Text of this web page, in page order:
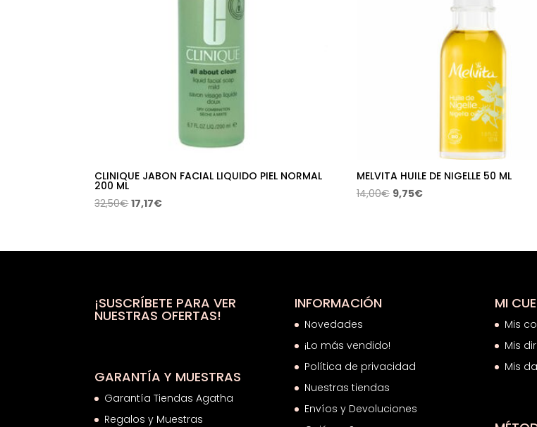
CLINIQUE JABON FACIAL LIQUIDO PIEL NORMAL
200 ML
32,50€El
era:
17,17€El
es:
MELVITA HUILE DE NIGELLE 50 ML
14,00€ El
9,75€El
¡SUSCRÍBETE PARA VER
NUESTRAS OFERTAS!
GARANTÍA Y MUESTRAS
Garantía Tiendas Agatha
Regalos y Muestras
INFORMACIÓN
Novedades
¡Lo más vendido!
Política de privacidad
Nuestras tiendas
Envíos y Devoluciones
MI
Mis
Mis
Mis